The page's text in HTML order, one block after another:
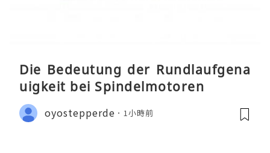
Die Bedeutung der Rundlaufgena
uigkeit bei Spindelmotoren
oyostepperde 1小時前